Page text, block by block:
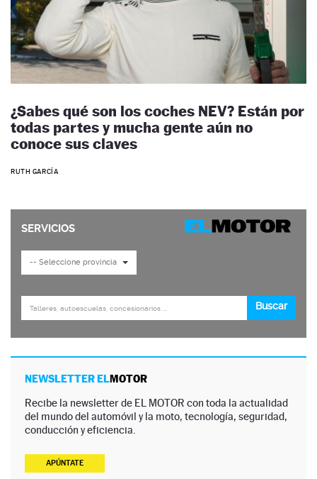
¿Sabes qué son los coches NEV? Están por
todas partes y mucha gente aún no
conoce sus claves
RUTH GARCÍA
NEWSLETTER ELMOTOR
Recibe la newsletter de EL MOTOR con toda la actualidad
del mundo del automóvil y la moto, tecnología, seguridad,
conducción y eficiencia.
APÚNTATE